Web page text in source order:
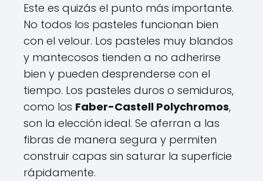
Este es quizás el punto más importante.
No todos los pasteles funcionan bien
con el velour. Los pasteles muy blandos
y mantecosos tienden a no adherirse
bien y pueden desprenderse con el
tiempo. Los pasteles duros o semiduros,
como los Faber-Castell Polychromos,
son la elección ideal. Se aferran a las
fibras de manera segura y permiten
construir capas sin saturar la superficie
rápidamente.